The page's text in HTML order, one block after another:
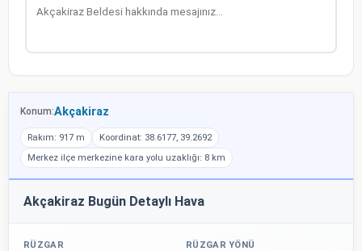
Konum:Akçakiraz
Rakım: 917 m
Koordinat: 38.6177, 39.2692
Merkez ilçe merkezine kara yolu uzaklığı: 8 km
Akçakiraz Bugün Detaylı Hava
RÜZGAR RÜZGAR YÖNÜ